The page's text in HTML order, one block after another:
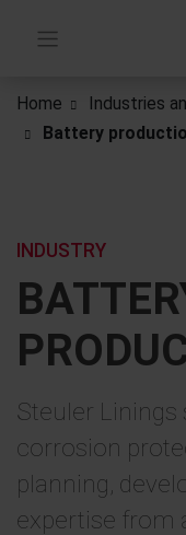
Home
Industries
Battery
INDUSTRY
Steuler Linings
corrosion
planning,
expertise from